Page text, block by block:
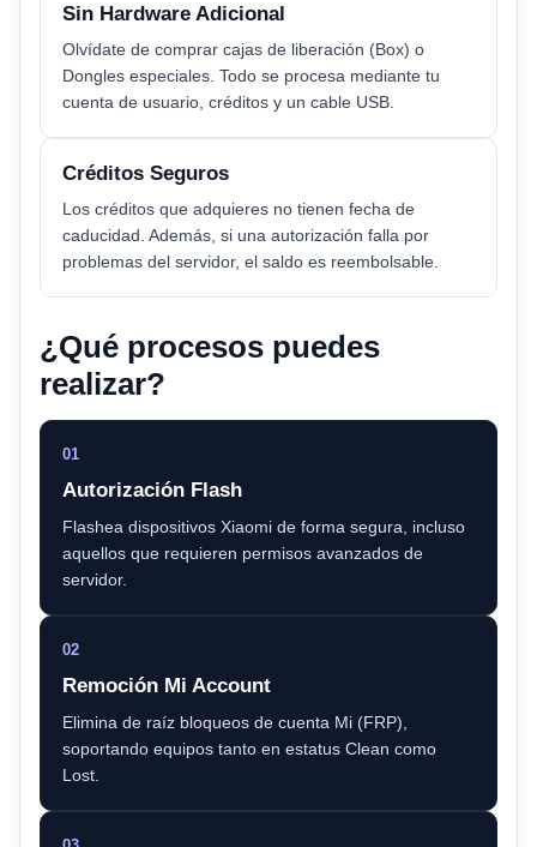
Sin Hardware Adicional
Olvídate de comprar cajas de liberación (Box) o
Dongles especiales. Todo se procesa mediante tu
cuenta de usuario, créditos y un cable USB.
Créditos Seguros
Los créditos que adquieres no tienen fecha de
caducidad. Además, si una autorización falla por
problemas del servidor, el saldo es reembolsable.
¿Qué procesos puedes
realizar?
01
Autorización Flash
Flashea dispositivos Xiaomi de forma segura, incluso
aquellos que requieren permisos avanzados de
servidor.
02
Remoción Mi Account
Elimina de raíz bloqueos de cuenta Mi (FRP),
soportando equipos tanto en estatus Clean como
Lost.